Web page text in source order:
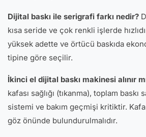
Dijital baskı ile serigrafi farkı nedir?
kısa seride ve çok renkli işlerde
yüksek adette ve örtücü baskıda
tipine göre seçilir.
İkinci el dijital baskı makinesi alınır
kafası sağlığı (tıkanma), toplam baskı
sistemi ve bakım geçmişi kritiktir.
göz önünde bulundurulmalıdır.